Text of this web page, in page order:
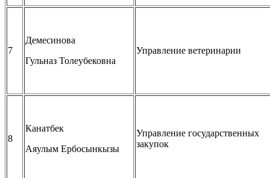
7
Демесинова
Гульназ Толеубековна
Управление ветеринарии
8
Канатбек
Аяулым Ербосынкызы
Управление государственных
закупок